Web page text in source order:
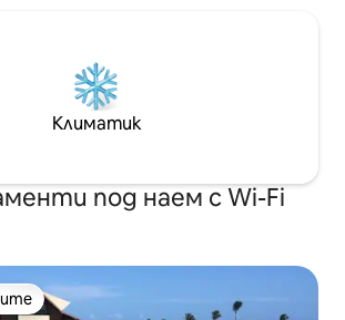
Климатик
под наем с Wi-Fi